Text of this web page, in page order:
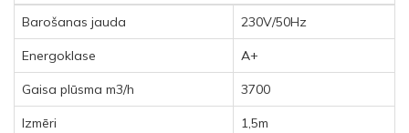
Barošanas jauda 230V/50Hz
Energoklase A+
Gaisa plūsma m3/h 3700
Izmēri 1,5m